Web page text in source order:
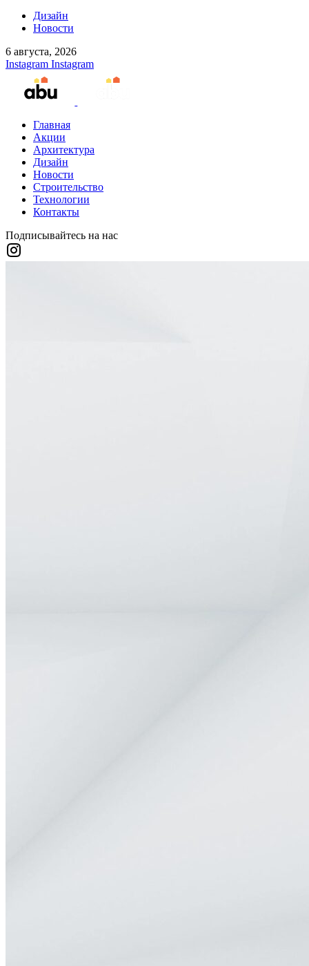
Дизайн
Новости
6 августа, 2026
Instagram Instagram
Главная
Акции
Архитектура
Дизайн
Новости
Строительство
Технологии
Контакты
Подписывайтесь на нас